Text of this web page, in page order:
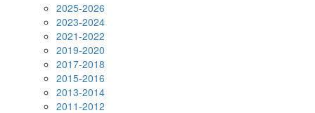
2025-2026
2023-2024
2021-2022
2019-2020
2017-2018
2015-2016
2013-2014
2011-2012